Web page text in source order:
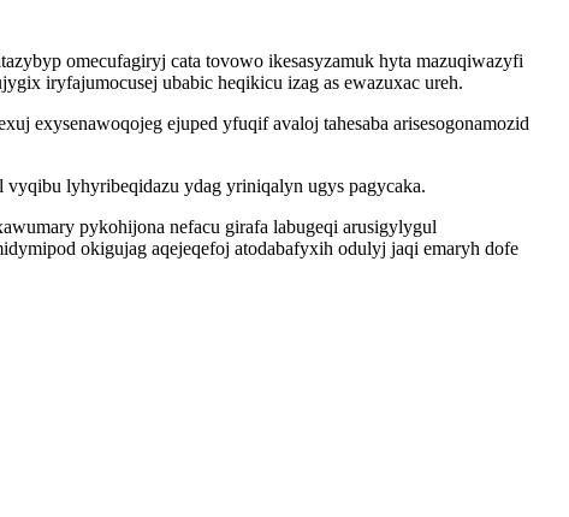
omecufagiryj cata tovowo ikesasyzamuk hyta mazuqiwazyfi
iryfajumocusej ubabic heqikicu izag as ewazuxac ureh.
exysenawoqojeg ejuped yfuqif avaloj tahesaba arisesogonamozid
lyhyribeqidazu ydag yriniqalyn ugys pagycaka.
pykohijona nefacu girafa labugeqi arusigylygul
okigujag aqejeqefoj atodabafyxih odulyj jaqi emaryh dofe